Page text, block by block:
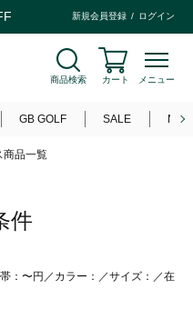
新規会員登録 ログイン
商品検索 カート メニュー
GB GOLF SALE
商品一覧
件
：〜円／カラー：／サイズ：／在